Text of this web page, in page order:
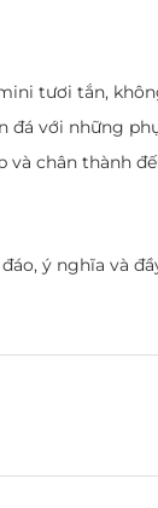
tươi tắn,
với những
chân thành
ý nghĩa và